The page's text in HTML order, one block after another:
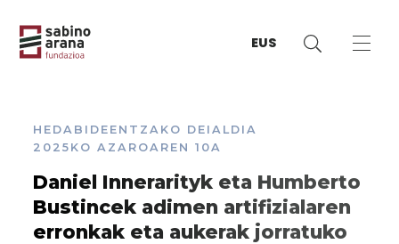
EUS
HEDABIDEENTZAKO DEIALDIA
2025KO AZAROAREN 10A
Daniel Innerarityk eta Humberto
Bustincek adimen artifizialaren
erronkak eta aukerak jorratuko